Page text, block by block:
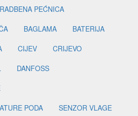
PEĆNICA
BAGLAMA
BATERIJA
CIJEV
CRIJEVO
DANFOSS
PODA
SENZOR VLAGE